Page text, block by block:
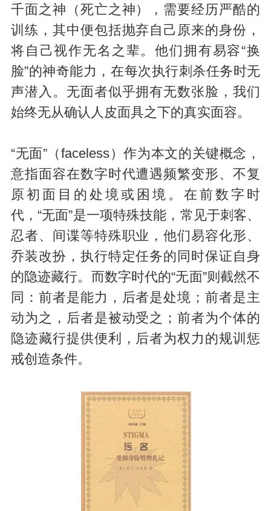
千面之神（死亡之神），需要经历严酷的
训练，其中便包括抛弃自己原来的身份，
将自己视作无名之辈。他们拥有易容“换
脸”的神奇能力，在每次执行刺杀任务时无
声潜入。无面者似乎拥有无数张脸，我们
始终无从确认人皮面具之下的真实面容。
“无面”（faceless）作为本文的关键概念，
意指面容在数字时代遭遇频繁变形、不复
原初面目的处境或困境。在前数字时
代，“无面”是一项特殊技能，常见于刺客、
忍者、间谍等特殊职业，他们易容化形、
乔装改扮，执行特定任务的同时保证自身
的隐迹藏行。而数字时代的“无面”则截然不
同：前者是能力，后者是处境；前者是主
动为之，后者是被动受之；前者为个体的
隐迹藏行提供便利，后者为权力的规训惩
戒创造条件。